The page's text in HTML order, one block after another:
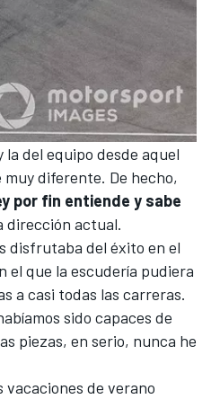
del equipo desde aquel
diferente. De hecho,
por fin entiende y sabe
dirección actual.
disfrutaba del éxito en el
el que la escudería pudiera
a casi todas las carreras.
sido capaces de
piezas, en serio, nunca he
vacaciones de verano